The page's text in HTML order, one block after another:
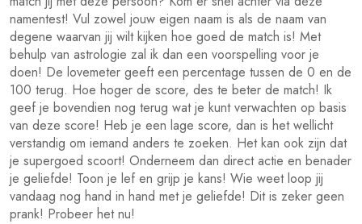
namentest! Vul zowel jouw eigen naam is als de naam van
degene waarvan jij wilt kijken hoe goed de match is! Met
behulp van astrologie zal ik dan een voorspelling voor je
doen! De lovemeter geeft een percentage tussen de 0 en de
100 terug. Hoe hoger de score, des te beter de match! Ik
geef je bovendien nog terug wat je kunt verwachten op basis
van deze score! Heb je een lage score, dan is het wellicht
verstandig om iemand anders te zoeken. Het kan ook zijn dat
je supergoed scoort! Onderneem dan direct actie en benader
je geliefde! Toon je lef en grijp je kans! Wie weet loop jij
vandaag nog hand in hand met je geliefde! Dit is zeker geen
prank! Probeer het nu!